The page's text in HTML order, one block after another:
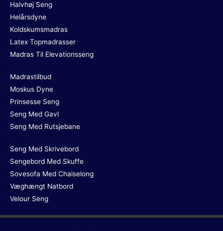
Halvhøj Seng
Helårsdyne
Koldskumsmadras
Latex Topmadrasser
Madras Til Elevationsseng
Madrastilbud
Moskus Dyne
Prinsesse Seng
Seng Med Gavl
Seng Med Rutsjebane
Seng Med Skrivebord
Sengebord Med Skuffe
Sovesofa Med Chaiselong
Væghængt Natbord
Velour Seng